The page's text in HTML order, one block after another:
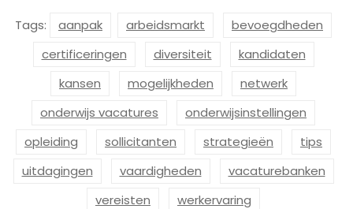
Tags: aanpak arbeidsmarkt
bevoegdheden
certificeringen
diversiteit
kandidaten
kansen
mogelijkheden
netwerk
onderwijs vacatures
onderwijsinstellingen
opleiding
sollicitanten strategieën
tips
uitdagingen
vaardigheden
vacaturebanken
vereisten
werkervaring